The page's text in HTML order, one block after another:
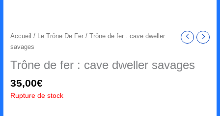
Accueil / Le Trône De Fer / Trône de fer : cave dweller
savages
Trône de fer : cave dweller savages
35,00€
Rupture de stock